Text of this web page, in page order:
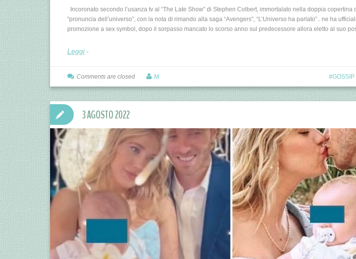
Incoronato secondo l’usanza tv al “The Late Show” di Stephen Colbert, immortalato nella doppia copertina
“pronuncia dell’universo”, con la nota di rimando alla saga “Avengers”, “L’Universo ha parlato”.. ne ha
promozione a sex symbol, dopo il sorpasso mancato lo scorso anno sul predecessore allora eletto al suo
Leggi
GOSSIP
Comments are closed M.
3 AGOSTO 2022